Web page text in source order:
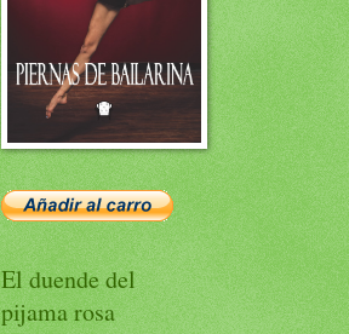
El duende del
pijama rosa